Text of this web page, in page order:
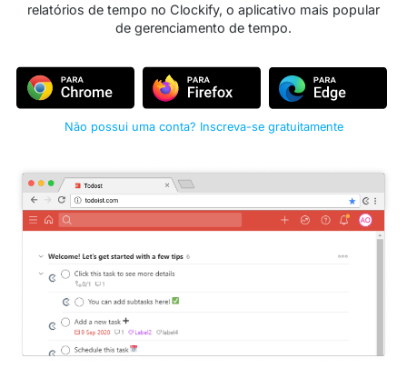
relatórios de tempo no Clockify, o aplicativo mais popular
de gerenciamento de tempo.
Não possui uma conta? Inscreva-se gratuitamente